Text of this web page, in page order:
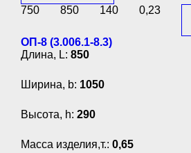
750 850 140 0,23
ОП-8 (3.006.1-8.3)
Длина, L: 850
Ширина, b: 1050
Высота, h: 290
Масса изделия,т.: 0,65